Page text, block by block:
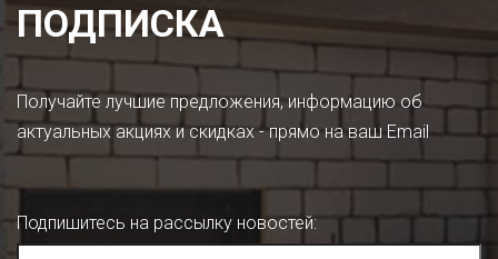
ПОДПИСКА
Получайте лучшие предложения, информацию об
актуальных акциях и скидках - прямо на ваш Email
Подпишитесь на рассылку новостей: